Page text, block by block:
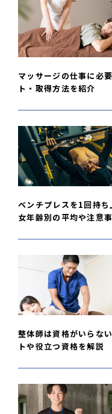
マッサージの仕事に必
ト・取得方法を紹介
ベンチプレスを1回持
女年齢別の平均や注意
整体師は資格がいらな
トや役立つ資格を解説